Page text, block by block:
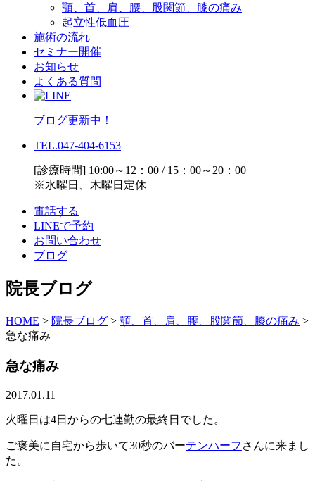
顎、首、肩、腰、股関節、膝の痛み
起立性低血圧
施術の流れ
セミナー開催
お知らせ
よくある質問
ブログ更新中！
TEL.047-404-6153
[診療時間] 10:00～12：00 / 15：00～20：00
※水曜日、木曜日定休
電話する
LINEで予約
お問い合わせ
ブログ
院長ブログ
HOME > 院長ブログ > 顎、首、肩、腰、股関節、膝の痛み >
急な痛み
急な痛み
2017.01.11
火曜日は4日からの七連勤の最終日でした。
ご褒美に自宅から歩いて30秒のバーテンハーフ さんに来まし
た。